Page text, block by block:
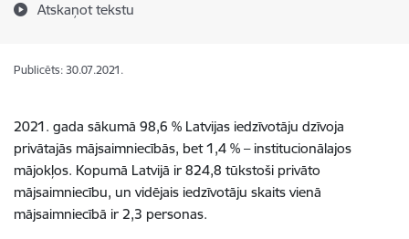
Atskaņot tekstu
Publicēts: 30.07.2021.
2021. gada sākumā 98,6 % Latvijas iedzīvotāju dzīvoja
privātajās mājsaimniecībās, bet 1,4 % – institucionālajos
mājokļos. Kopumā Latvijā ir 824,8 tūkstoši privāto
mājsaimniecību, un vidējais iedzīvotāju skaits vienā
mājsaimniecībā ir 2,3 personas.